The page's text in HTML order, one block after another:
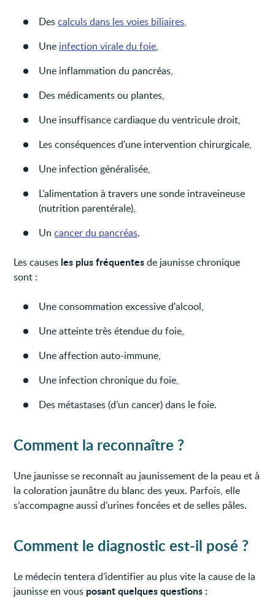
Descalculs dans les voies biliaires,
Une infection virale du foie,
Une inflammation du pancréas,
Des médicaments ou plantes,
Une insuffisance cardiaque du ventricule droit,
Les conséquences d'une intervention chirurgicale,
Une infection généralisée,
L’alimentation à travers une sonde intraveineuse
(nutrition parentérale),
Uncancer du pancréas.
Les causes les plus fréquentesde jaunisse chronique
sont :
Une consommation excessive d'alcool,
Une atteinte très étendue du foie,
Une affection auto-immune,
Une infection chronique du foie,
Des métastases (d’un cancer) dans le foie.
Comment la reconnaître ?
Une jaunisse se reconnaît au jaunissement de la peau et à
la coloration jaunâtre du blanc des yeux. Parfois, elle
s’accompagne aussi d’urines foncées et de selles pâles.
Comment le diagnostic est-il posé ?
Le médecin tentera d’identifier au plus vite la cause de la
jaunisse en vous posant quelques questions :